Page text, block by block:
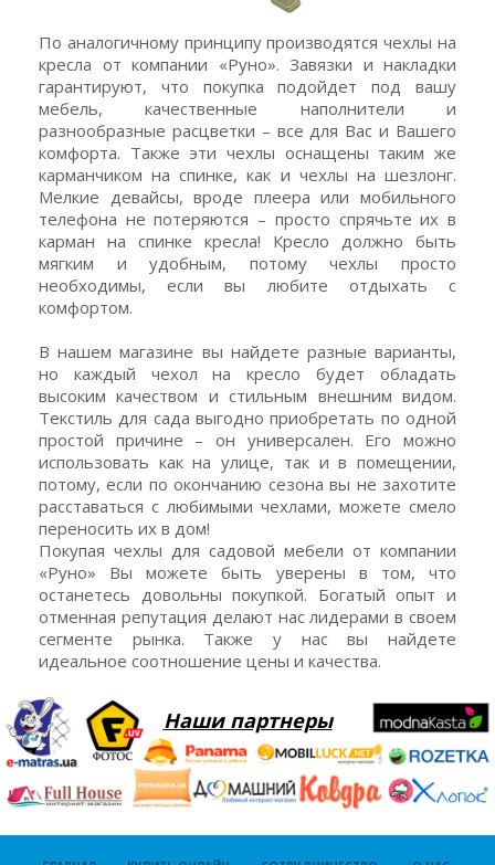
По аналогичному принципу производятся чехлы на
кресла от компании «Руно». Завязки и накладки
гарантируют, что покупка подойдет под вашу
мебель, качественные наполнители и
разнообразные расцветки – все для Вас и Вашего
комфорта. Также эти чехлы оснащены таким же
карманчиком на спинке, как и чехлы на шезлонг.
Мелкие девайсы, вроде плеера или мобильного
телефона не потеряются – просто спрячьте их в
карман на спинке кресла! Кресло должно быть
мягким и удобным, потому чехлы просто
необходимы, если вы любите отдыхать с
комфортом.
В нашем магазине вы найдете разные варианты,
но каждый чехол на кресло будет обладать
высоким качеством и стильным внешним видом.
Текстиль для сада выгодно приобретать по одной
простой причине – он универсален. Его можно
использовать как на улице, так и в помещении,
потому, если по окончанию сезона вы не захотите
расставаться с любимыми чехлами, можете смело
переносить их в дом!
Покупая чехлы для садовой мебели от компании
«Руно» Вы можете быть уверены в том, что
останетесь довольны покупкой. Богатый опыт и
отменная репутация делают нас лидерами в своем
сегменте рынка. Также у нас вы найдете
идеальное соотношение цены и качества.
Наши партнеры